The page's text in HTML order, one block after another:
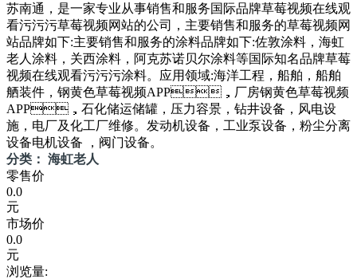
苏南通，是一家专业从事销售和服务国际品牌草莓视频在线观
看污污污草莓视频网站的公司，主要销售和服务的草莓视频网
站品牌如下:主要销售和服务的涂料品牌如下:佐敦涂料，海虹
老人涂料，关西涂料，阿克苏诺贝尔涂料等国际知名品牌草莓
视频在线观看污污污涂料。应用领域:海洋工程，船舶，船舶
舾装件，钢黄色草莓视频APP，厂房钢黄色草莓视频
APP，石化储运储罐，压力容景，钻井设备，风电设
施，电厂及化工厂维修。发动机设备，工业泵设备，粉尘分离
设备电机设备 ，阀门设备。
分类： 海虹老人
零售价
0.0
元
市场价
0.0
元
浏览量: